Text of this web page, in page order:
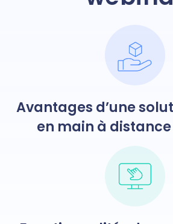
Avantages d’une
en main à